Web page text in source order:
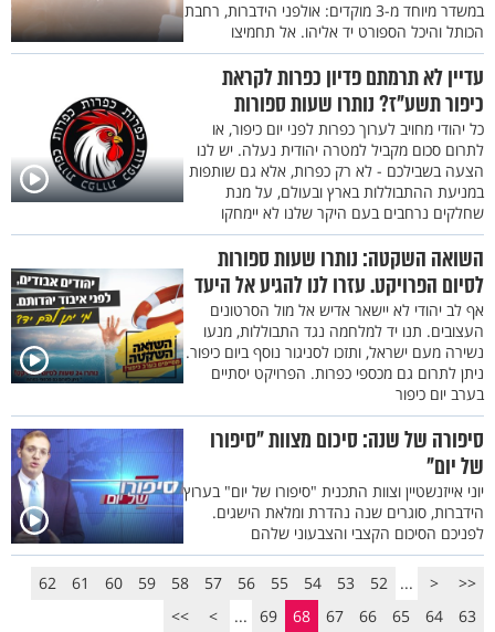
במשדר מיוחד מ-3 מוקדים: אולפני הידברות, רחבת
הכותל והיכל הספורט יד אליהו. אל תחמיצו
עדיין לא תרמתם פדיון כפרות לקראת
כיפור תשע"ז? נותרו שעות ספורות
כל יהודי מחויב לערוך כפרות לפני יום כיפור, או
לתרום סכום מקביל למטרה יהודית נעלה. יש לנו
הצעה בשבילכם - לא רק כפרות, אלא גם שותפות
במניעת ההתבוללות בארץ ובעולם, על מנת
שחלקים נרחבים בעם היקר שלנו לא יימחקו
השואה השקטה: נותרו שעות ספורות
לסיום הפרויקט. עזרו לנו להגיע אל היעד
אף לב יהודי לא יישאר אדיש אל מול הסרטונים
העצובים. תנו יד למלחמה נגד התבוללות, מנעו
נשירה מעם ישראל, ותזכו לסניגור נוסף ביום כיפור.
ניתן לתרום גם מכספי כפרות. הפרויקט יסתיים
בערב יום כיפור
סיפורה של שנה: סיכום מצוות "סיפורו
של יום"
יוני אייזנשטיין וצוות התכנית "סיפורו של יום" בערוץ
הידברות, סוגרים שנה נהדרת ומלאת הישגים.
לפניכם הסיכום הקצבי והצבעוני שלהם
<<
<
...
52
53
54
55
56
57
58
59
60
61
62
63
64
65
66
67
68
69
...
>
>>